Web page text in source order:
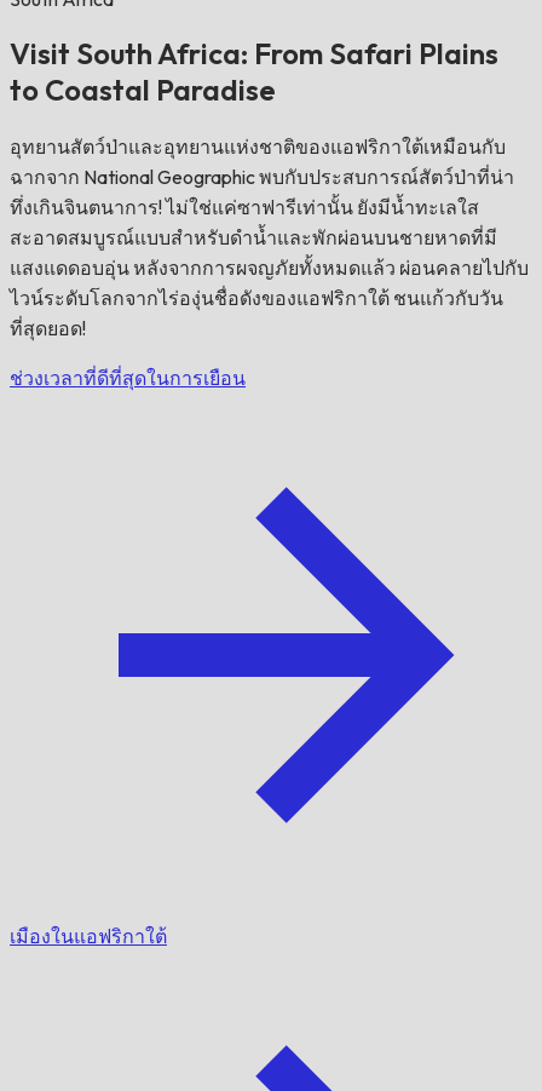
Visit South Africa: From Safari Plains
to Coastal Paradise
อุทยานสัตว์ป่าและอุทยานแห่งชาติของแอฟริกาใต้เหมือนกับ
ฉากจาก National Geographic พบกับประสบการณ์สัตว์ป่าที่น่า
ทึ่งเกินจินตนาการ! ไม่ใช่แค่ซาฟารีเท่านั้น ยังมีน้ำทะเลใส
สะอาดสมบูรณ์แบบสำหรับดำน้ำและพักผ่อนบนชายหาดที่มี
แสงแดดอบอุ่น หลังจากการผจญภัยทั้งหมดแล้ว ผ่อนคลายไปกับ
ไวน์ระดับโลกจากไร่องุ่นชื่อดังของแอฟริกาใต้ ชนแก้วกับวัน
ที่สุดยอด!
ช่วงเวลาที่ดีที่สุดในการเยือน
เมืองในแอฟริกาใต้